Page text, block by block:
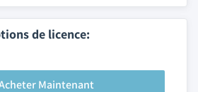
de licence:
Maintenant